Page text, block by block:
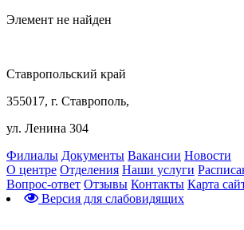
Элемент не найден
Ставропольский край
355017, г. Ставрополь,
ул. Ленина 304
Филиалы Документы Вакансии Новости
О центре Отделения Наши услуги
Вопрос-ответ Отзывы Контакты Карта
Версия для слабовидящих